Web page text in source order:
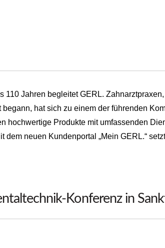
110 Jahren begleitet GERL.
begann, hat sich zu einem der führenden
hochwertige Produkte mit umfassenden
dem neuen Kundenportal „Mein GERL.“
Konferenz in